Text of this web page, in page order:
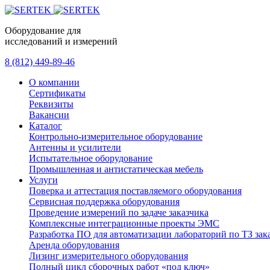
Оборудование для
исследований и измерений
8 (812) 449-89-46
О компании
Сертификаты
Реквизиты
Вакансии
Каталог
Контрольно-измерительное оборудование
Антенны и усилители
Испытательное оборудование
Промышленная и антистатическая мебель
Услуги
Поверка и аттестация поставляемого оборудования
Сервисная поддержка оборудования
Проведение измерений по задаче заказчика
Комплексные интеграционные проекты ЭМС
Разработка ПО для автоматизации лабораторий по ТЗ
Аренда оборудования
Лизинг измерительного оборудования
Полный цикл сборочных работ «под ключ»